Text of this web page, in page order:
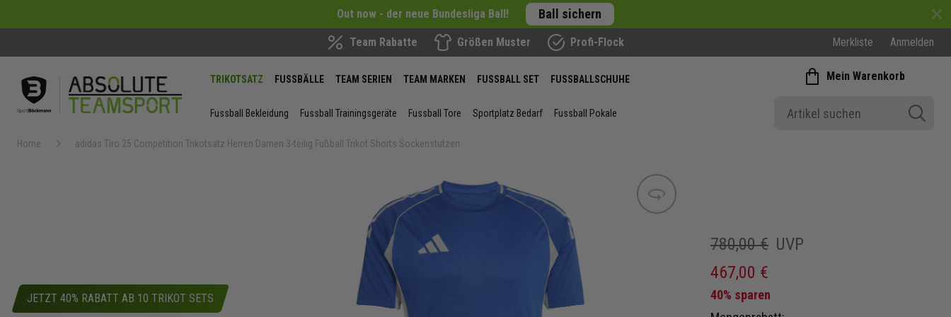
Out now - der neue Bundesliga Ball! Ball sichern
Team Rabatte Größen Muster Profi-Flock Merkliste Anmelden
TRIKOTSATZ FUSSBÄLLE TEAM SERIEN TEAM MARKEN FUSSBALL SET FUSSBALLSCHUHE
Fussball Bekleidung Fussball Trainingsgeräte Fussball Tore Sportplatz Bedarf Fussball Pokale
Mein Warenkorb
Home adidas Tiro 25 Competition Trikotsatz Herren Damen 3-teilig Fußball Trikot Shorts Sockenstutzen
JETZT 40% RABATT AB 10 TRIKOT SETS
Bild wechseln
780,00 € UVP
467,00 €
40% sparen